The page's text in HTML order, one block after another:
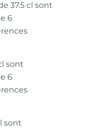
37.5 cl sont
6
sont
6
sont